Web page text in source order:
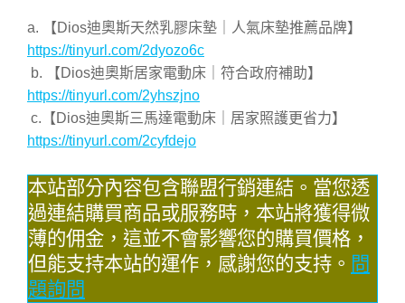
a. 【Dios迪奧斯天然乳膠床墊｜人氣床墊推薦品牌】
https://tinyurl.com/2dyozo6c
b. 【Dios迪奧斯居家電動床｜符合政府補助】
https://tinyurl.com/2yhszjno
c.【Dios迪奧斯三馬達電動床｜居家照護更省力】
https://tinyurl.com/2cyfdejo
本站部分內容包含聯盟行銷連結。當您透
過連結購買商品或服務時，本站將獲得微
薄的佣金，這並不會影響您的購買價格，
但能支持本站的運作，感謝您的支持。 問
題詢問